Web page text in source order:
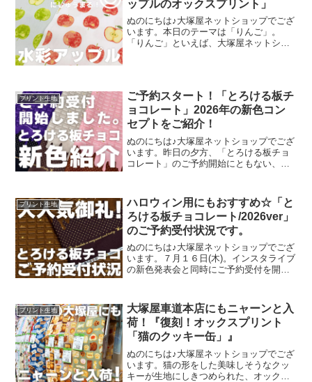
ップルのオックスプリント」
ぬのにちは♪大塚屋ネットショップでござ
います。本日のテーマは「りんご」。
「りんご」といえば、大塚屋ネットショ
のオックスプリント」です
プリント生地
ご予約スタート！「とろける板チ
ョコレート」2026年の新色コン
セプトをご紹介！
ぬのにちは♪大塚屋ネットショップでござ
います。昨日の夕方、「とろける板チョ
コレート」のご予約開始にともない、イ
ます。およそ30分程度です。この投稿を
Instagramで見
プリント生地
ハロウィン用にもおすすめ☆「と
ろける板チョコレート/2026ver」
のご予約受付状況です。
ぬのにちは♪大塚屋ネットショップでござ
います。７月１６日(木)。インスタライブ
の新色発表会と同時にご予約受付を開始
ョン。「復刻カラー３色」と「新色３
色」の全６色にて展
プリント生地
大塚屋車道本店にもニャーンと入
荷！『復刻！オックスプリント
「猫のクッキー缶」』
ぬのにちは♪大塚屋ネットショップでござ
います。猫の形をした美味しそうなクッ
キーが生地にしきつめられた、オックス